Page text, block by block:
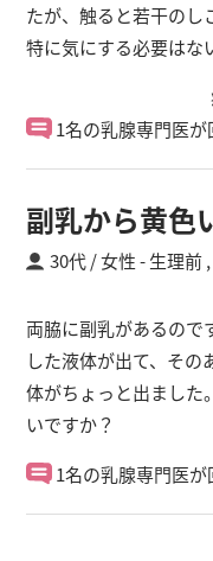
たが、触ると若干のし
特に気にする必要はな
1名の乳腺専門医が
副乳から黄色
30代 / 女性 生理前 ,
両脇に副乳があるので
した液体が出て、そ
体がちょっと出まし
いですか？
1名の乳腺専門医が